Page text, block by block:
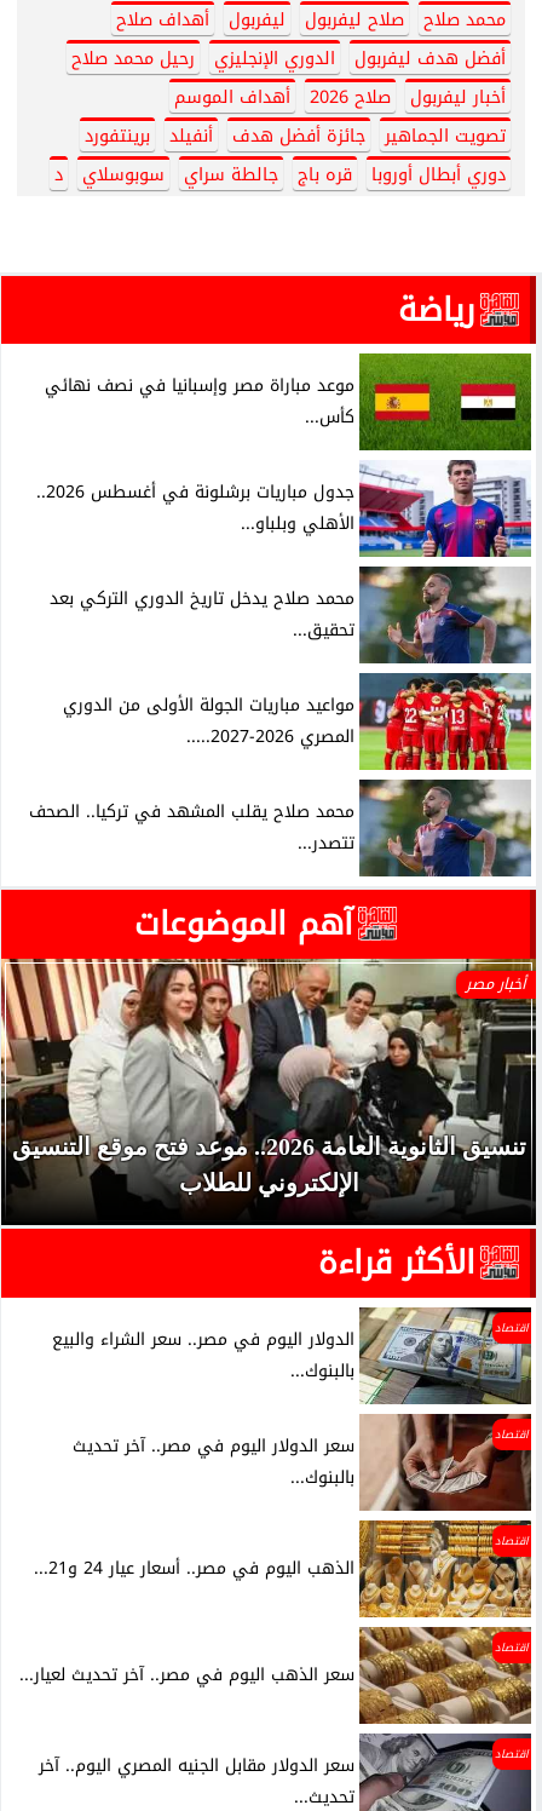
محمد صلاح صلاح ليفربول ليفربول
أهداف صلاح
أفضل هدف ليفربول
الدوري الإنجليزي
رحيل محمد صلاح
أخبار ليفربول
صلاح 2026
أهداف الموسم
تصويت الجماهير
جائزة أفضل هدف أنفيلد
برينتفورد
دوري أبطال أوروبا
قره باج جالطة سراي سوبوسلاي د
رياضة
موعد مباراة مصر وإسبانيا في نصف نهائي
كأس...
جدول مباريات برشلونة في أغسطس 2026..
الأهلي وبلباو...
محمد صلاح يدخل تاريخ الدوري التركي بعد
تحقيق...
مواعيد مباريات الجولة الأولى من الدوري
المصري 2026-2027.....
محمد صلاح يقلب المشهد في تركيا.. الصحف
تتصدر...
آهم الموضوعات
أخبار مصر
تنسيق الثانوية العامة 2026.. موعد فتح موقع التنسيق
الإلكتروني للطلاب
الأكثر قراءة
اقتصاد
الدولار اليوم في مصر.. سعر الشراء والبيع
بالبنوك...
اقتصاد
سعر الدولار اليوم في مصر.. آخر تحديث
بالبنوك...
اقتصاد
الذهب اليوم في مصر.. أسعار عيار 24 و21...
اقتصاد
سعر الذهب اليوم في مصر.. آخر تحديث لعيار...
اقتصاد
سعر الدولار مقابل الجنيه المصري اليوم.. آخر
تحديث...